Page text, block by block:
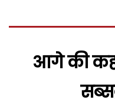
आगे की